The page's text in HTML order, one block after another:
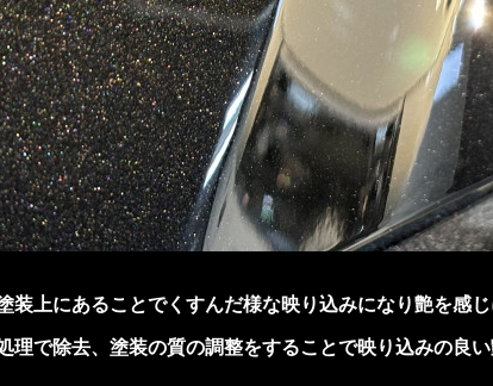
装上にあることでくすんだ様な映り込みになり艶を感じ
理で除去、塗装の質の調整をすることで映り込みの良